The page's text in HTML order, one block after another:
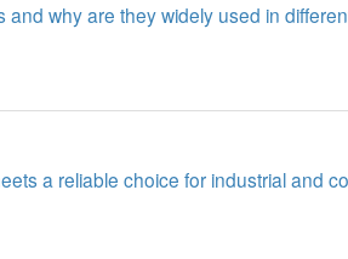
and why are they widely used in
a reliable choice for industrial and